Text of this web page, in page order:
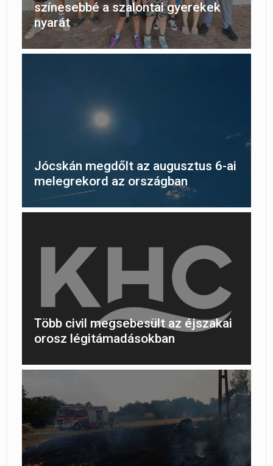
színesebbé a szalontai gyerekek
nyarát
Jócskán megdőlt az augusztus 6-ai
melegrekord az országban
Több civil megsebesült az éjszakai
orosz légitámadásokban